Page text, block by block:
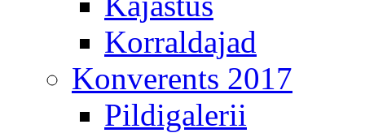
Korraldajad
Konverents 2017
Pildigalerii